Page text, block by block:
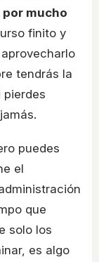
por mucho
finito y
tendrás la
pierdes
puedes
el
que
solo los
es algo